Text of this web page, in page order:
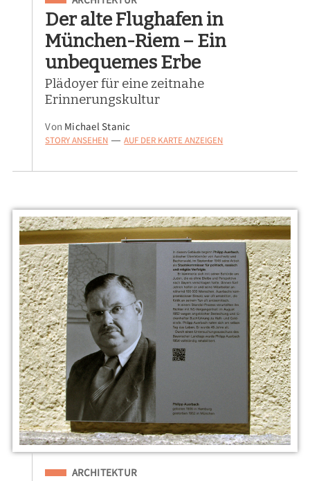
Der alte Flughafen in
München-Riem – Ein
unbequemes Erbe
Plädoyer für eine zeitnahe
Erinnerungskultur
Von Michael Stanic
STORY ANSEHEN — AUF DER KARTE ANZEIGEN
Eingeordnet unter
ARCHITEKTUR